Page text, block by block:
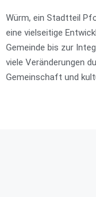
Würm, ein Stadtteil
eine vielseitige
Gemeinde bis zur
viele Veränderungen
Gemeinschaft und